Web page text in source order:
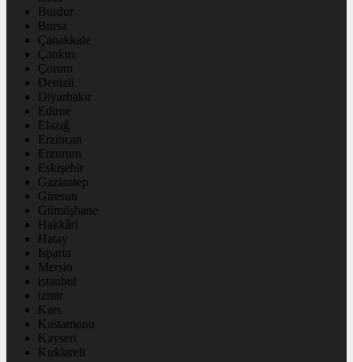
Burdur
Bursa
Çanakkale
Çankırı
Çorum
Denizli
Diyarbakır
Edirne
Elazığ
Erzincan
Erzurum
Eskişehir
Gaziantep
Giresun
Gümüşhane
Hakkâri
Hatay
Isparta
Mersin
istanbul
izmir
Kars
Kastamonu
Kayseri
Kırklareli